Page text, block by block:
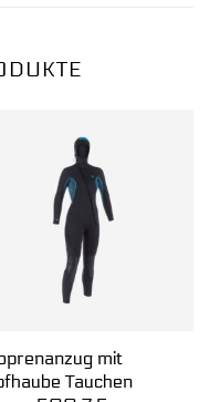
mit
Tauchen